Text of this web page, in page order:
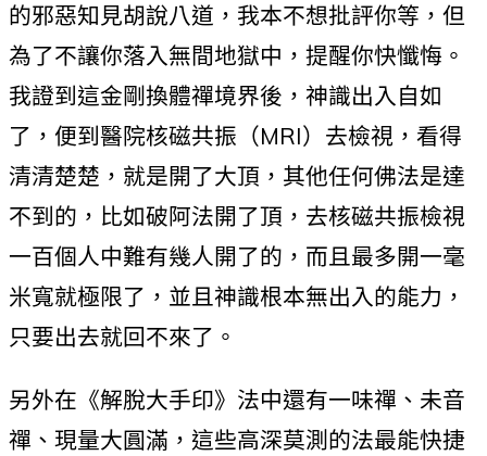
的邪惡知見胡說八道，我本不想批評你等，但
為了不讓你落入無間地獄中，提醒你快懺悔。
我證到這金剛換體禪境界後，神識出入自如
了，便到醫院核磁共振（MRI）去檢視，看得
清清楚楚，就是開了大頂，其他任何佛法是達
不到的，比如破阿法開了頂，去核磁共振檢視
一百個人中難有幾人開了的，而且最多開一毫
米寬就極限了，並且神識根本無出入的能力，
只要出去就回不來了。
另外在《解脫大手印》法中還有一味禪、未音
禪、現量大圓滿，這些高深莫測的法最能快捷